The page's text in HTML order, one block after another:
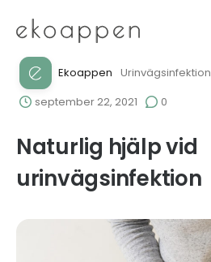
Ekoappen Urinvägsinfektion
september 22, 2021
0
Naturlig hjälp vid
urinvägsinfektion